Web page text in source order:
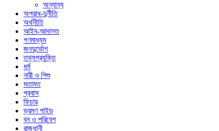
অন্যান্য
অপরাধ-দুর্নীতি
অর্থনীতি
আইন-আদালত
গণমাধ্যম
জনদুর্ভোগ
তথ্যপ্রযুক্তি
ধর্ম
নারী ও শিশু
মতামত
প্রবাস
ফিচার
ভ্রমণ গাইড
বন ও পরিবেশ
রাজধানী